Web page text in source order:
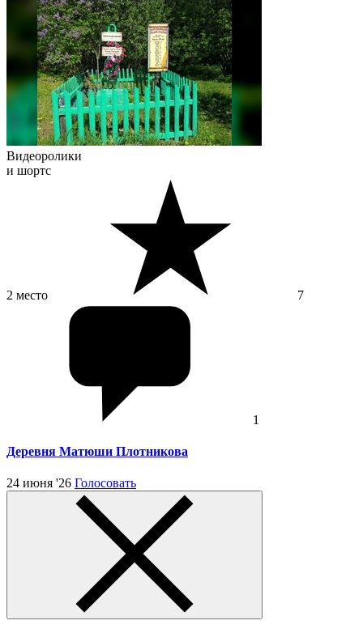
Видеоролики
и шортс
2 место 7
1
Деревня Матюши Плотникова
24 июня '26 Голосовать